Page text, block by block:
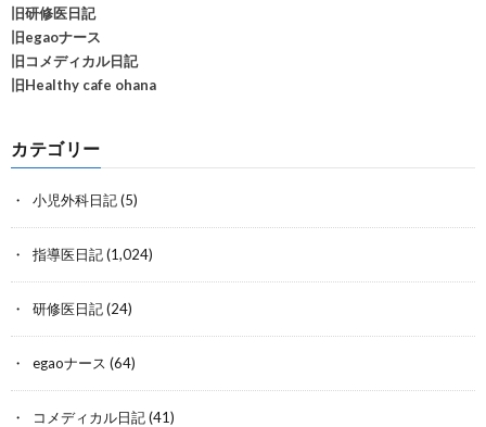
旧研修医日記
旧egaoナース
旧コメディカル日記
旧Healthy cafe ohana
カテゴリー
小児外科日記(5)
指導医日記(1,024)
研修医日記(24)
egaoナース (64)
コメディカル日記(41)